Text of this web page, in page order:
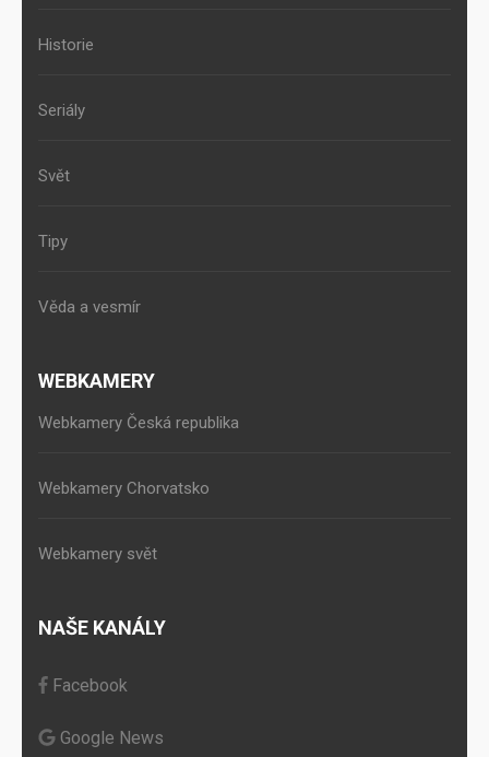
Historie
Seriály
Svět
Tipy
Věda a vesmír
WEBKAMERY
Webkamery Česká republika
Webkamery Chorvatsko
Webkamery svět
NAŠE KANÁLY
Facebook
Google News